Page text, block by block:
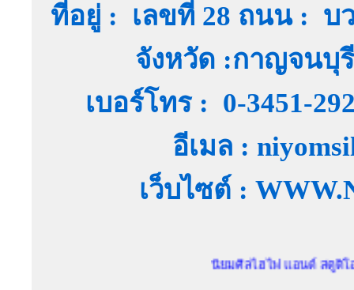
ที่อยู่ : เลขที่ 28 ถนน : บ
จังหวัด :กาญจน
เบอร์โทร : 0-3451-
อีเมล :
เว็บไซต์ :
นิยมศิลไฮไฟ แอนด์ สตูดิโอ ตัวแท